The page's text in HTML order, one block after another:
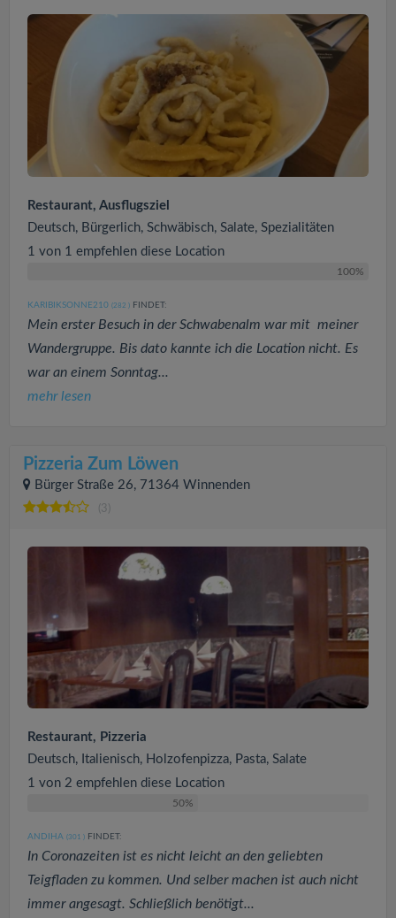
Restaurant, Ausflugsziel
Deutsch, Bürgerlich, Schwäbisch, Salate, Spezialitäten
1 von 1 empfehlen diese Location
100%
KARIBIKSONNE210 (282 ) FINDET:
Mein erster Besuch in der Schwabenalm war mit meiner
Wandergruppe. Bis dato kannte ich die Location nicht. Es
war an einem Sonntag...
mehr lesen
Pizzeria Zum Löwen
Bürger Straße 26, 71364 Winnenden
(3)
Restaurant, Pizzeria
Deutsch, Italienisch, Holzofenpizza, Pasta, Salate
1 von 2 empfehlen diese Location
50%
ANDIHA (301 ) FINDET:
In Coronazeiten ist es nicht leicht an den geliebten
Teigfladen zu kommen. Und selber machen ist auch nicht
immer angesagt. Schließlich benötigt...